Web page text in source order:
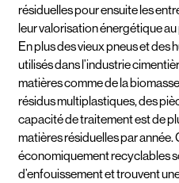
résiduelles pour ensuite les
leur valorisation énergétique
En plus des vieux pneus et des
utilisés dans l’industrie
matières comme de la
résidus multiplastiques, des
capacité de traitement est de
matières résiduelles par année.
économiquement recyclables
d’enfouissement et trouvent